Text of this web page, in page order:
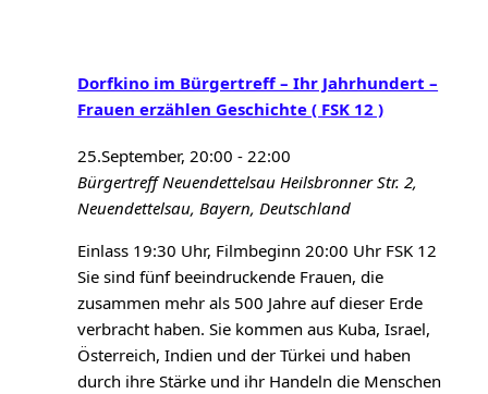
Dorfkino im Bürgertreff – Ihr Jahrhundert –
Frauen erzählen Geschichte ( FSK 12 )
25.September, 20:00 -22:00
Bürgertreff NeuendettelsauHeilsbronner Str. 2,
Neuendettelsau, Bayern, Deutschland
Einlass 19:30 Uhr, Filmbeginn 20:00 Uhr FSK 12
Sie sind fünf beeindruckende Frauen, die
zusammen mehr als 500 Jahre auf dieser Erde
verbracht haben. Sie kommen aus Kuba, Israel,
Österreich, Indien und der Türkei und haben
durch ihre Stärke und ihr Handeln die Menschen